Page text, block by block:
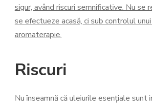
sigur, având riscuri semnificative. Nu se
se efectueze acasă, ci sub controlul
aromaterapie.
Riscuri
Nu înseamnă că uleiurile esențiale sunt